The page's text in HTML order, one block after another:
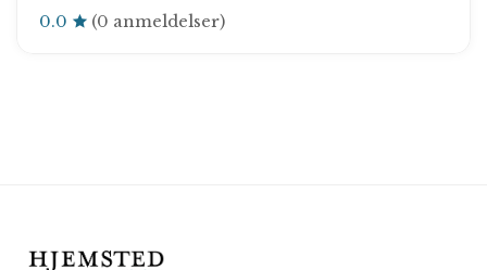
0.0 (0 anmeldelser)